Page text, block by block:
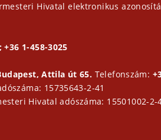
Hivatal elektronikus
+36 1-458-3025
Attila út 65. Telefonszám:
15735643-2-41
Hivatal adószáma: 15501002-2-